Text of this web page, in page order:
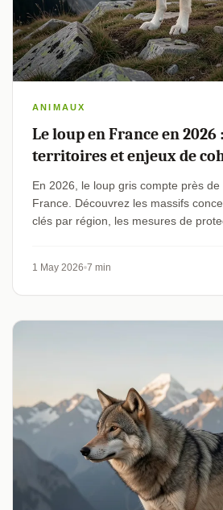
ANIMAUX
Le loup en France en
territoires et enjeux de
En 2026, le loup gris compte près
France. Découvrez les massifs
clés par région, les mesures de
1 May 2026 7 min